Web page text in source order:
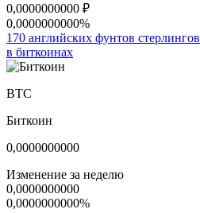
0,0000000000 ₽
0,0000000000%
170 английских фунтов стерлингов
в биткоинах
BTC
Биткоин
0,0000000000
Изменение за неделю
0,0000000000
0,0000000000%